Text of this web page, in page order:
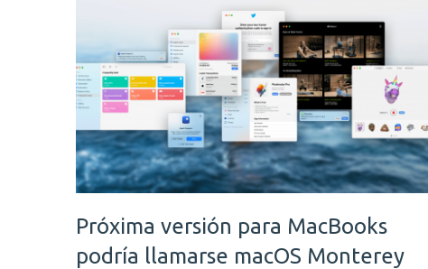
Próxima versión para MacBooks
podría llamarse macOS Monterey